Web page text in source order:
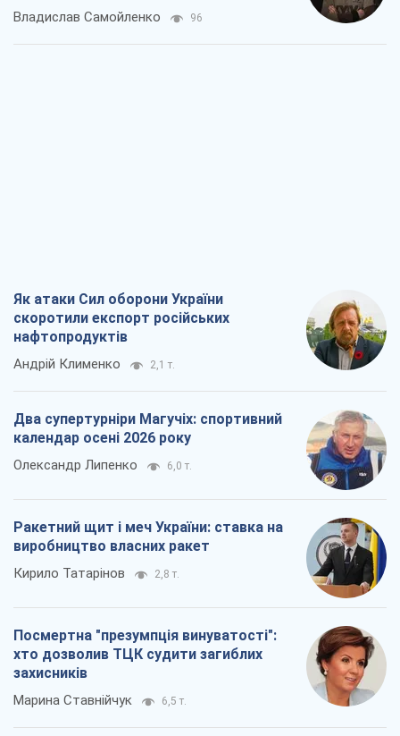
Владислав Самойленко 96
Як атаки Сил оборони України
скоротили експорт російських
нафтопродуктів
Андрій Клименко 2,1 т.
Два супертурніри Магучіх: спортивний
календар осені 2026 року
Олександр Липенко 6,0 т.
Ракетний щит і меч України: ставка на
виробництво власних ракет
Кирило Татарінов 2,8 т.
Посмертна "презумпція винуватості":
хто дозволив ТЦК судити загиблих
захисників
Марина Ставнійчук 6,5 т.